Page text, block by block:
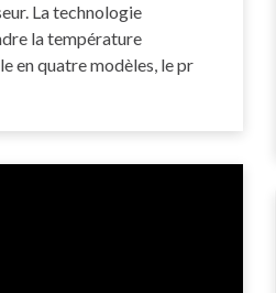
La technologie
la température
en quatre modèles, le pr